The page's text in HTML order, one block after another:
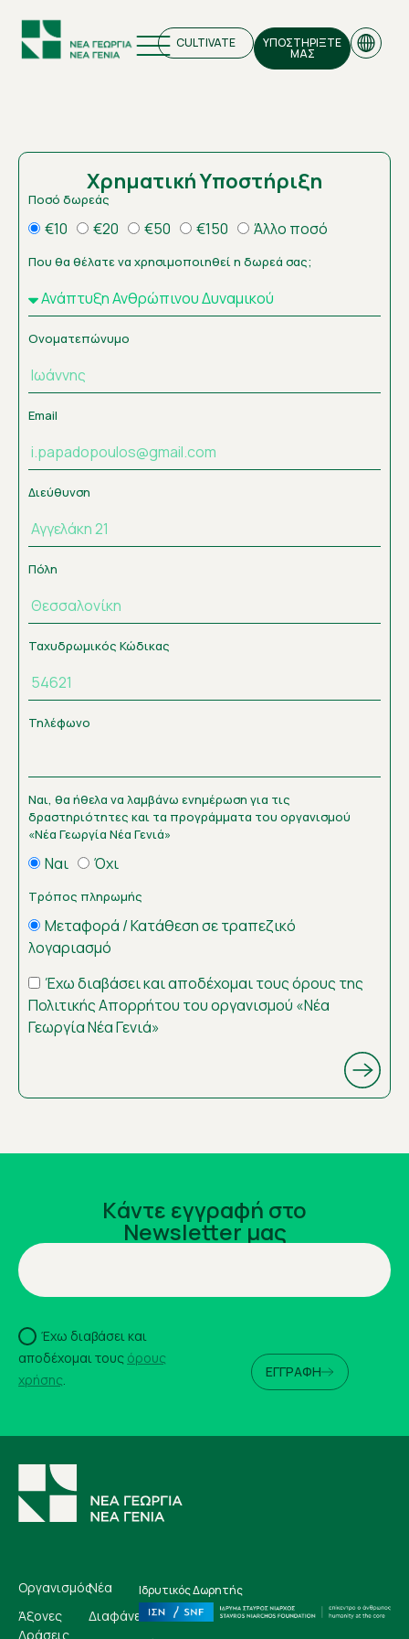
CULTIVATE ΥΠΟΣΤΗΡΙΞΤΕ
ΜΑΣ
Χρηματική Yποστήριξη
Ποσό δωρεάς
€10 €20 €50 €150 Άλλο ποσό
Που θα θέλατε να χρησιμοποιηθεί η δωρεά σας;
Ονοματεπώνυμο
Email
Διεύθυνση
Πόλη
Ταχυδρωμικός Κώδικας
Τηλέφωνο
Ναι, θα ήθελα να λαμβάνω ενημέρωση για τις
δραστηριότητες και τα προγράμματα του οργανισμού
«Νέα Γεωργία Νέα Γενιά»
Ναι Όχι
Τρόπος πληρωμής
Μεταφορά / Κατάθεση σε τραπεζικό
λογαριασμό
Έχω διαβάσει και αποδέχομαι τους όρους της
Πολιτικής Απορρήτου του οργανισμού «Νέα
Γεωργία Νέα Γενιά»
Kάντε εγγραφή στο
Newsletter μας
Έχω διαβάσει και
αποδέχομαι τους όρους
χρήσης. ΕΓΓΡΑΦΗ
Οργανισμός
Άξονες
Δράσεις
Νέα
Διαφάνεια
Ιδρυτικός Δωρητής